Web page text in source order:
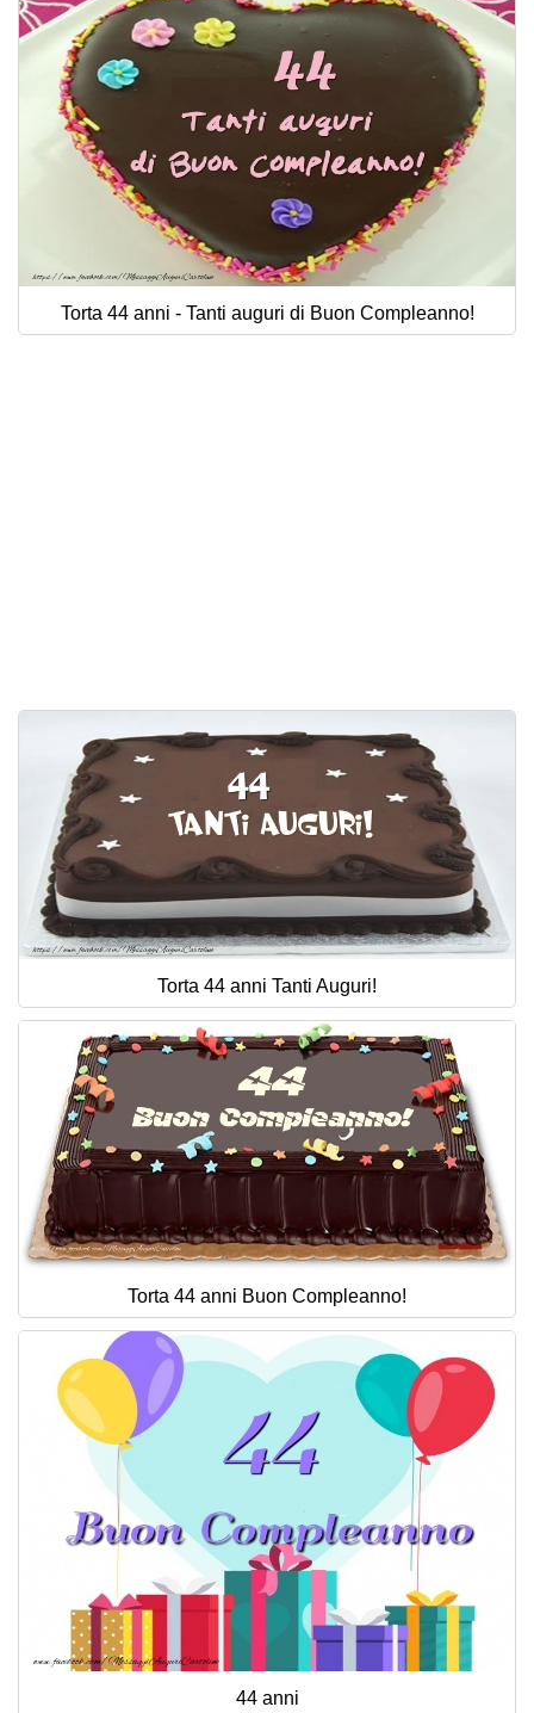
Torta 44 anni - Tanti auguri di Buon Compleanno!
Torta 44 anni Tanti Auguri!
Torta 44 anni Buon Compleanno!
44 anni